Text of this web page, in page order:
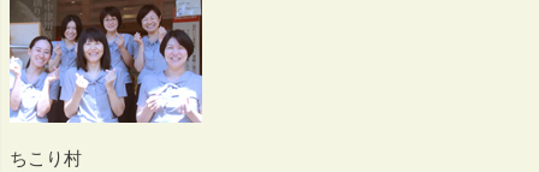
ちこり村